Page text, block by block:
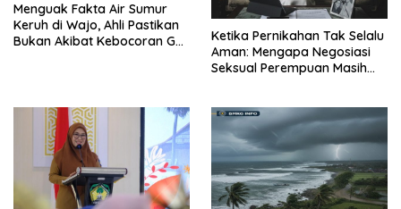
Menguak Fakta Air Sumur
Keruh di Wajo, Ahli Pastikan
Bukan Akibat Kebocoran Gas
Ketika Pernikahan Tak Selalu
Aman: Mengapa Negosiasi
Seksual Perempuan Masih